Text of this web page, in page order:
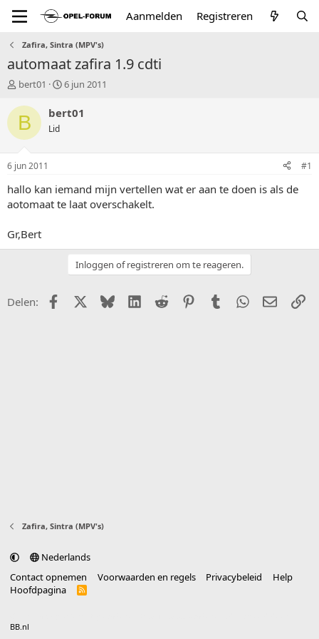
Aanmelden Registreren
Zafira, Sintra (MPV's)
automaat zafira 1.9 cdti
T
p
a
r
t
e
bert01
S
a
u
m
6 jun 2011
B bert01
Lid
6 jun 2011 #1
hallo kan iemand mijn vertellen wat er aan te doen is als de
aotomaat te laat overschakelt.
Gr,Bert
Inloggen of registreren om te reageren.
Delen: FacebookX (Twitter)
BlueskyLinkedIn
Reddit PinterestTumblr WhatsApp
E-mail
Zafira, Sintra (MPV's)
Nederlands
Contact opnemen
Voorwaarden en regels Privacybeleid
Help
Hoofdpagina
R
BB.nl